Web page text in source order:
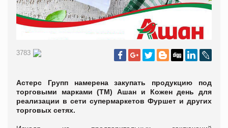
3783
Астерс Групп намерена закупать продукцию под
торговыми марками (ТМ) Ашан и Кожен день для
реализации в сети супермаркетов Фуршет и других
торговых сетях.